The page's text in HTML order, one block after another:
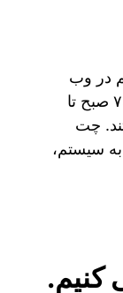
در وب
سایت. دوشنبه تا جمعه از ساعت ۷:00 صبح تا
چت
سیستم،
کنیم.